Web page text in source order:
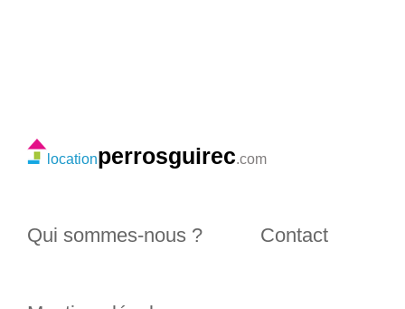
locationperrosguirec.com
Qui sommes-nous ? Contact